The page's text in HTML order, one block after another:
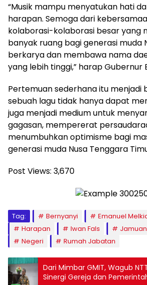
“Musik mampu menyatukan hati
harapan. Semoga dari
kolaborasi-kolaborasi besar yang
banyak ruang bagi generasi muda
berkarya dan membawa nama
yang lebih tinggi,” harap Gubernur
Pertemuan sederhana itu menjadi
sebuah lagu tidak hanya dapat
juga menjadi medium untuk
gagasan, mempererat
menumbuhkan optimisme bagi
generasi muda Nusa Tenggara
Post Views: 3,670
Tag: Bernyanyi
Emanuel
Harapan
Iwan Fals
Negeri
Rumah Jabatan
Dari Mimbar GMIT, Wagub
Sinergi Gereja dan